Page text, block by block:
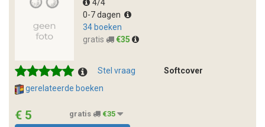
4/4
0-7 dagen
34 boeken
gratis
€35
Stel vraag
Softcover
gerelateerde boeken
€ 5 gratis €35